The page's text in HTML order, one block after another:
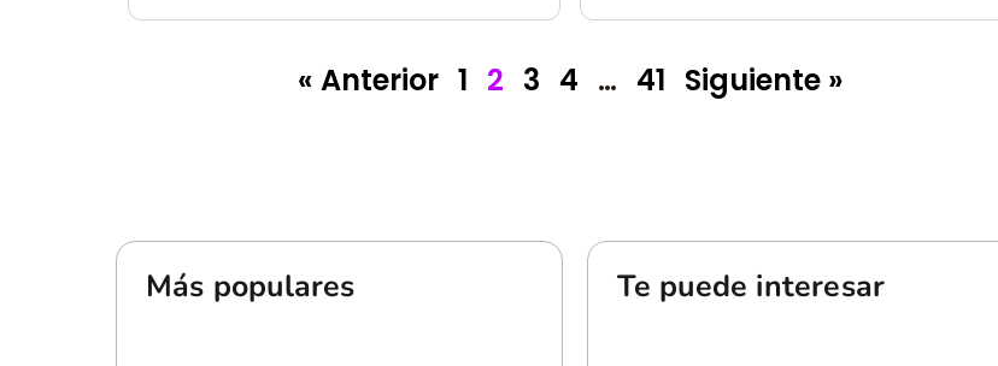
« Anterior 1 2 3 4 … 41 Siguiente »
Más populares Te puede interesar